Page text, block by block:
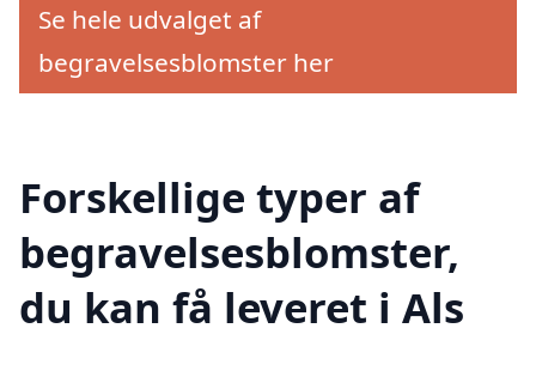
Se hele udvalget af
begravelsesblomster her
Forskellige typer af
begravelsesblomster,
du kan få leveret i Als